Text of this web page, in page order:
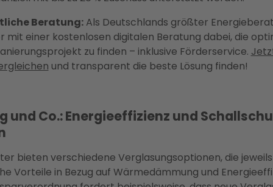
Beratung:Als Deutschlands größter
mit einer kostenlosen digitalen Beratung dabei, die
zu finden – inklusive Förderservice.
und transparent die beste Lösung finden!
und Co.: Energieeffizienz und
bieten verschiedene Verglasungsoptionen, die jeweils
Vorteile in Bezug auf Wärmedämmung und